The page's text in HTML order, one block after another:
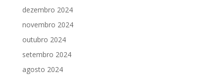
dezembro 2024
novembro 2024
outubro 2024
setembro 2024
agosto 2024